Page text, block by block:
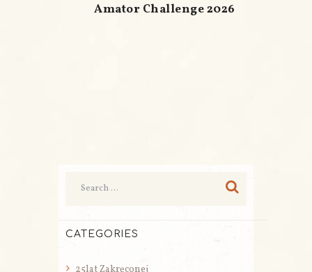
Amator Challenge 2026
CATEGORIES